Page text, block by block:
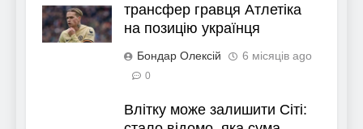
трансфер гравця Атлетіка
на позицію українця
Бондар Олексій 6 місяців ago
0
Влітку може залишити Сіті: